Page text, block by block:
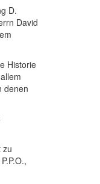
D.
David
Historie
denen
zu
,